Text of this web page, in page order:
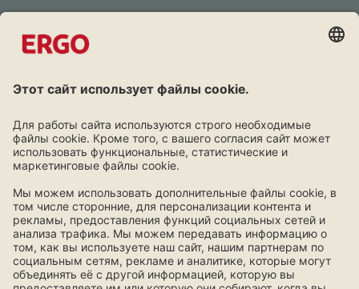
Дружба окупается
Узнать больше!